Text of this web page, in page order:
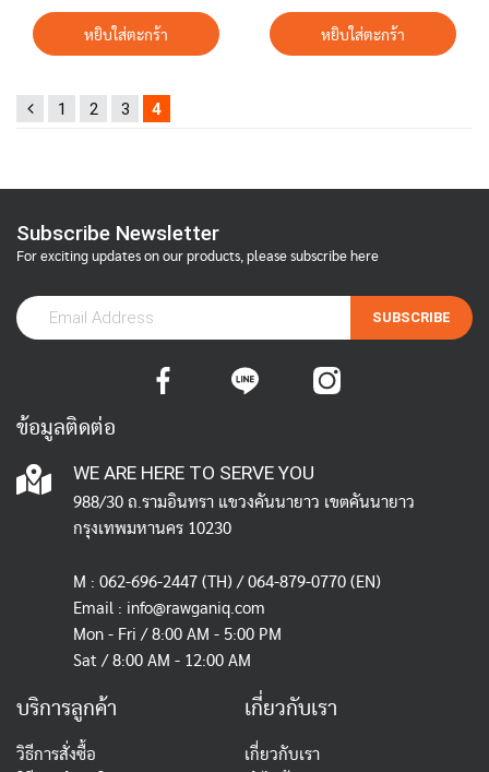
หยิบใส่ตะกร้า หยิบใส่ตะกร้า
1 2 3 4
Subscribe Newsletter
For exciting updates on our products, please subscribe here
SUBSCRIBE
ข้อมูลติดต่อ
WE ARE HERE TO SERVE YOU
988/30 ถ.รามอินทรา แขวงคันนายาว เขตคันนายาว
กรุงเทพมหานคร 10230
M : 062-696-2447 (TH) / 064-879-0770 (EN)
Email : info@rawganiq.com
Mon - Fri / 8:00 AM - 5:00 PM
Sat / 8:00 AM - 12:00 AM
บริการลูกค้า
วิธีการสั่งซื้อ
เกี่ยวกับเรา
เกี่ยวกับเรา